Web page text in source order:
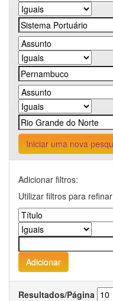
Iniciar uma nova
Adicionar filtros:
Utilizar filtros para
Resultados/Página